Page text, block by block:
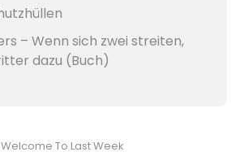
– Wenn sich zwei streiten,
dazu (Buch)
Welcome To Last Week